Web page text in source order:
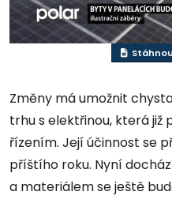
Změny má umožnit
trhu s elektřinou, která
řízením. Její účinnost se
příštího roku. Nyní
a materiálem se ještě